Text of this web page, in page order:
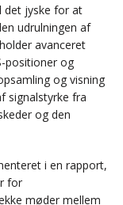
det jyske for at
udrulningen af
avanceret
positioner og
og visning
signalstyrke fra
og den
i en rapport,
for
møder mellem